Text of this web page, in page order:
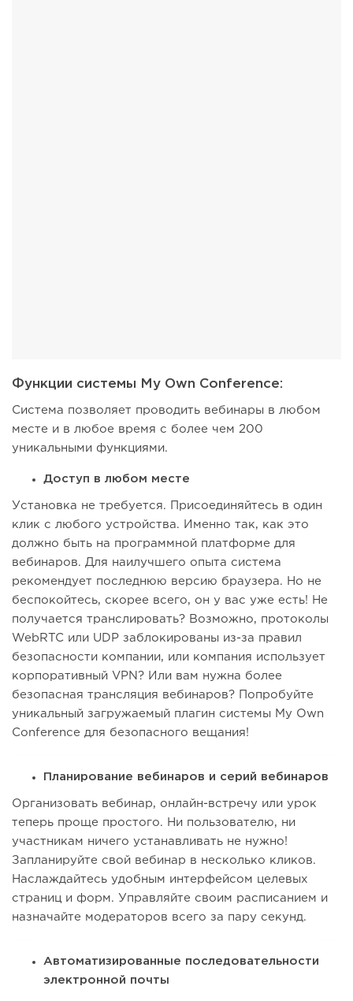
Функции системы My Own Conference:
Система позволяет проводить вебинары в любом
месте и в любое время с более чем 200
уникальными функциями.
Доступ в любом месте
Установка не требуется. Присоединяйтесь в один
клик с любого устройства. Именно так, как это
должно быть на программной платформе для
вебинаров. Для наилучшего опыта система
рекомендует последнюю версию браузера. Но не
беспокойтесь, скорее всего, он у вас уже есть! Не
получается транслировать? Возможно, протоколы
WebRTC или UDP заблокированы из-за правил
безопасности компании, или компания использует
корпоративный VPN? Или вам нужна более
безопасная трансляция вебинаров? Попробуйте
уникальный загружаемый плагин системы My Own
Conference для безопасного вещания!
Планирование вебинаров и серий вебинаров
Организовать вебинар, онлайн-встречу или урок
теперь проще простого. Ни пользователю, ни
участникам ничего устанавливать не нужно!
Запланируйте свой вебинар в несколько кликов.
Наслаждайтесь удобным интерфейсом целевых
страниц и форм. Управляйте своим расписанием и
назначайте модераторов всего за пару секунд.
Автоматизированные последовательности
электронной почты